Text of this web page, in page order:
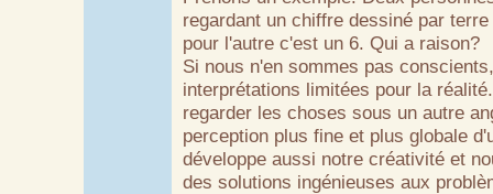
regardant un chiffre dessiné par
pour l'autre c'est un 6. Qui a raison?
Si nous n'en sommes pas
interprétations limitées pour la
regarder les choses sous un autre
perception plus fine et plus globale
développe aussi notre créativité et
des solutions ingénieuses aux